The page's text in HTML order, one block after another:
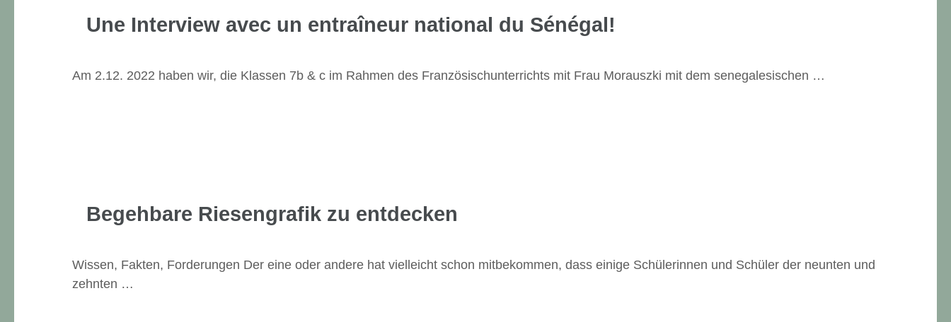
Une Interview avec un entraîneur national du Sénégal!
Am 2.12. 2022 haben wir, die Klassen 7b & c im Rahmen des Französischunterrichts mit Frau Morauszki mit dem senegalesischen …
Begehbare Riesengrafik zu entdecken
Wissen, Fakten, Forderungen Der eine oder andere hat vielleicht schon mitbekommen, dass einige Schülerinnen und Schüler der neunten und
zehnten …